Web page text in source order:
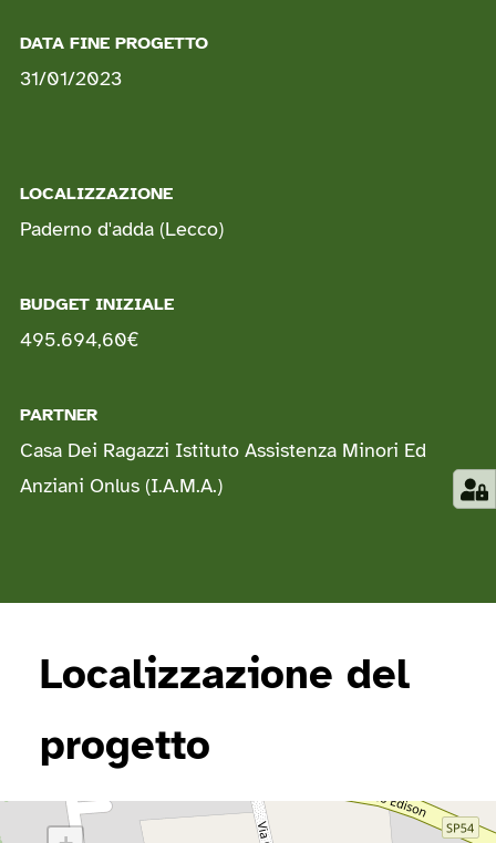
DATA FINE PROGETTO
31/01/2023
LOCALIZZAZIONE
Paderno d'adda (Lecco)
BUDGET INIZIALE
495.694,60€
PARTNER
Casa Dei Ragazzi Istituto Assistenza Minori Ed
Anziani Onlus (I.A.M.A.)
Localizzazione del
progetto